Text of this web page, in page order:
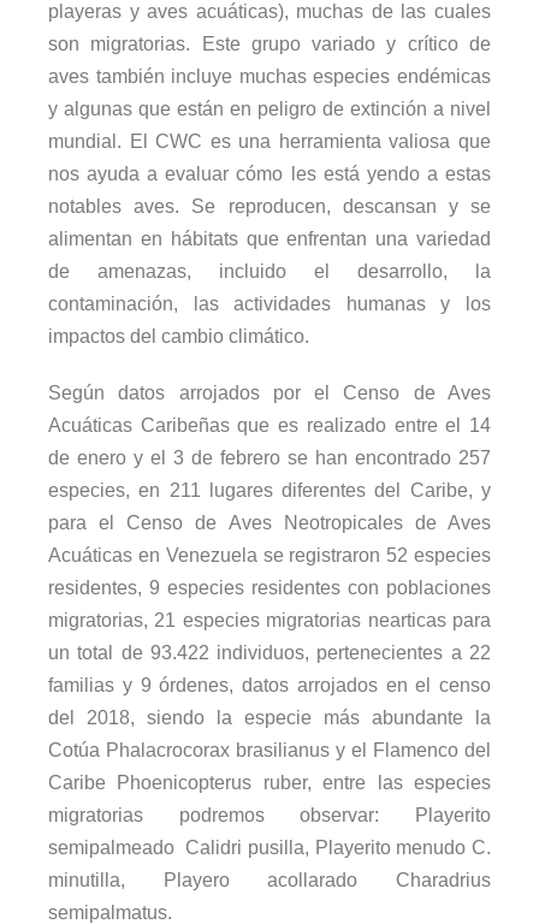
playeras y aves acuáticas), muchas de las cuales
son migratorias. Este grupo variado y crítico de
aves también incluye muchas especies endémicas
y algunas que están en peligro de extinción a nivel
mundial. El CWC es una herramienta valiosa que
nos ayuda a evaluar cómo les está yendo a estas
notables aves. Se reproducen, descansan y se
alimentan en hábitats que enfrentan una variedad
de amenazas, incluido el desarrollo, la
contaminación, las actividades humanas y los
impactos del cambio climático.
Según datos arrojados por el Censo de Aves
Acuáticas Caribeñas que es realizado entre el 14
de enero y el 3 de febrero se han encontrado 257
especies, en 211 lugares diferentes del Caribe, y
para el Censo de Aves Neotropicales de Aves
Acuáticas en Venezuela se registraron 52 especies
residentes, 9 especies residentes con poblaciones
migratorias, 21 especies migratorias nearticas para
un total de 93.422 individuos, pertenecientes a 22
familias y 9 órdenes, datos arrojados en el censo
del 2018, siendo la especie más abundante la
Cotúa Phalacrocorax brasilianus y el Flamenco del
Caribe Phoenicopterus ruber, entre las especies
migratorias podremos observar: Playerito
semipalmeado Calidri pusilla, Playerito menudo C.
minutilla, Playero acollarado Charadrius
semipalmatus.